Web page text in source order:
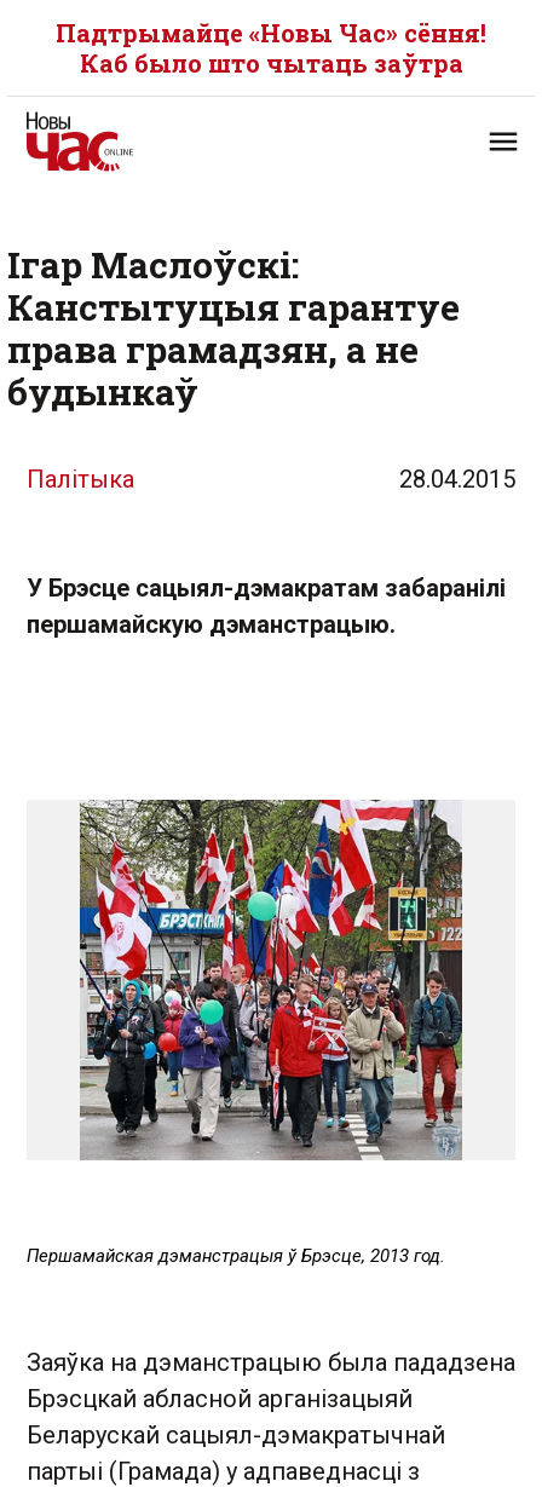
Падтрымайце «Новы Час» сёння!
Каб было што чытаць заўтра
Ігар Маслоўскі:
Канстытуцыя гарантуе
права грамадзян, а не
будынкаў
Палітыка 28.04.2015
У Брэсце сацыял-дэмакратам забаранілі
першамайскую дэманстрацыю.
Першамайская дэманстрацыя ў Брэсце, 2013 год.
Заяўка на дэманстрацыю была пададзена
Брэсцкай абласной арганізацыяй
Беларускай сацыял-дэмакратычнай
партыі (Грамада) у адпаведнасці з